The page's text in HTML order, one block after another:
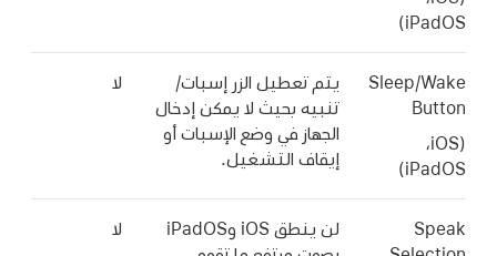
iPadOS)
Sleep/Wake
Button
‏(iOS،‏
iPadOS)
يتم تعطيل الزر إسبات/
تنبيه بحيث لا يمكن إدخال
الجهاز في وضع الإسبات أو
إيقاف التشغيل.
لا
Speak
لن ينطق iOS وiPadOS
لا